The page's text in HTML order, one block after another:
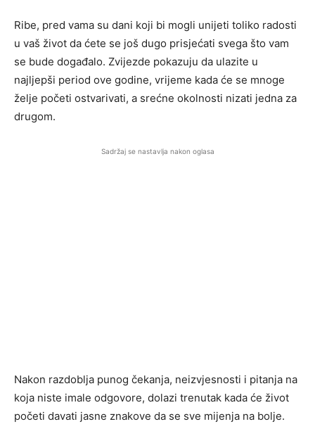
Ribe, pred vama su dani koji bi mogli unijeti toliko radosti
u vaš život da ćete se još dugo prisjećati svega što vam
se bude događalo. Zvijezde pokazuju da ulazite u
najljepši period ove godine, vrijeme kada će se mnoge
želje početi ostvarivati, a srećne okolnosti nizati jedna za
drugom.
Sadržaj se nastavlja nakon oglasa
Nakon razdoblja punog čekanja, neizvjesnosti i pitanja na
koja niste imale odgovore, dolazi trenutak kada će život
početi davati jasne znakove da se sve mijenja na bolje.